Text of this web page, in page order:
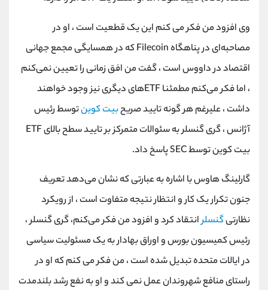
وی افزود من فکر می کنم این یک قطعیت است ، او در
مصاحبه‌ای در پناهگاه Filecoin که در همسایگی مجمع جهانی
اقتصاد در داووس است ، گفت من افق زمانی را تعیین نمی‌کنم
، اما فکر می‌کنم مطمئنا ETF‌های دیگری نیز وجود خواهند
داشت ، علیرغم هر گونه تایید صریحبیت کوینتوسط رئیس
آژانس ، گری گنسلر به سئوالات متمرکز بر تایید سطح بالای ETF
بیت کوین توسط SEC پاسخ داد.
گارلینگ هاوس با اشاره به عبارتی که نشان می‌دهد تعریف
جنون تکرار یک کار و انتظار نتیجه متفاوت است ، از رویکرد
نظارتیگنسلرانتقاد کرد و افزود من فکر می‌کنم، گری گنسلر ،
رئیس کمیسیون بورس و اوراق بهادار به یک مسئولیت سیاسی
در ایالات متحده تبدیل شده است ، من فکر می کنم که او در
راستای منافع شهروندان عمل نمی کند و او به نفع رشد بلندمدت